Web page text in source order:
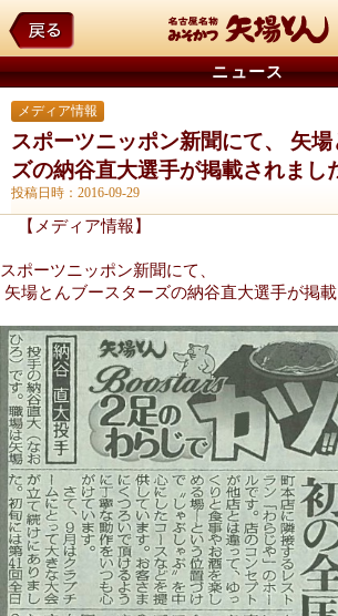
ニュース
メディア情報
スポーツニッポン新聞にて、 矢
ズの納谷直大選手が掲載されまし
投稿日時：2016-09-29
【メディア情報】
スポーツニッポン新聞にて、
矢場とんブースターズの納谷直大選手が掲載